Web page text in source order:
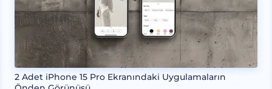
2 Adet iPhone 15 Pro Ekranındaki Uygulamaların